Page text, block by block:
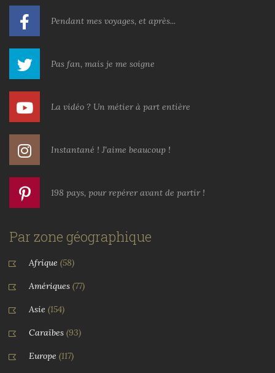
Pendant mes voyages, et après...
Pas fan, mais je me soigne
La vidéo ? Un métier à part entière
Instantané ! J'aime beaucoup !
198 pays, pour repérer avant de partir !
Par zone géographique
Afrique (58)
Amériques (77)
Asie (154)
Caraïbes (93)
Europe (117)